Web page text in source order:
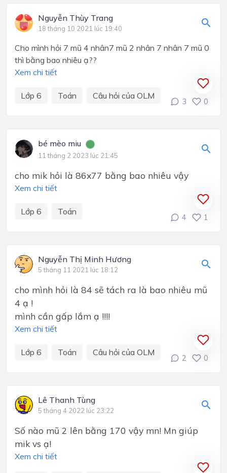
Nguyễn Thùy Trang
18 tháng 10 2021 lúc 19:40
Cho mình hỏi 7 mũ 4 nhân7 mũ 2 nhân 7 nhân 7 mũ 0
thì bằng bao nhiêu ạ??
Xem chi tiết
Lớp 6 Toán Câu hỏi của OLM
3 0
bé mèo miu
11 tháng 2 2023 lúc 21:45
cho mik hỏi là 86x77 bằng bao nhiêu vậy
Xem chi tiết
Lớp 6 Toán
4 1
Nguyễn Thị Minh Hương
5 tháng 11 2021 lúc 18:12
cho mình hỏi là 84 sẽ tách ra là bao nhiêu mũ
4 ạ !
mình cần gấp lắm ạ !!!!
Xem chi tiết
Lớp 6 Toán Câu hỏi của OLM
2 0
Lê Thanh Tùng
5 tháng 4 2022 lúc 23:22
Số nào mũ 2 lên bằng 170 vậy mn! Mn giúp
mik vs ạ!
Xem chi tiết